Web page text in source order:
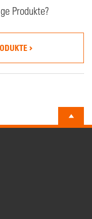
Produkte?